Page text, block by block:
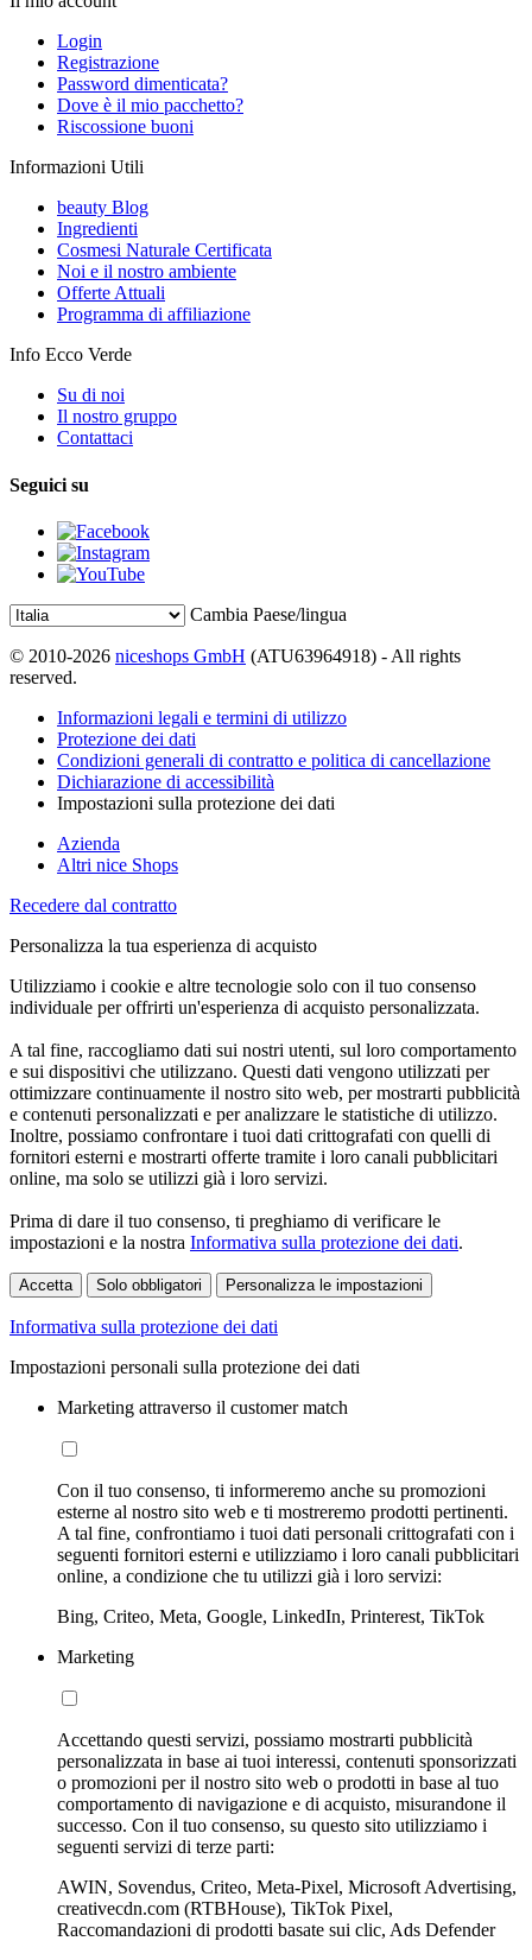
Login
Registrazione
Password dimenticata?
Dove è il mio pacchetto?
Riscossione buoni
Informazioni Utili
beauty Blog
Ingredienti
Cosmesi Naturale Certificata
Noi e il nostro ambiente
Offerte Attuali
Programma di affiliazione
Info Ecco Verde
Su di noi
Il nostro gruppo
Contattaci
Seguici su
Cambia Paese/lingua
© 2010-2026 niceshops GmbH (ATU63964918) - All rights
reserved.
Informazioni legali e termini di utilizzo
Protezione dei dati
Condizioni generali di contratto e politica di cancellazione
Dichiarazione di accessibilità
Impostazioni sulla protezione dei dati
Azienda
Altri nice Shops
Recedere dal contratto
Personalizza la tua esperienza di acquisto
Utilizziamo i cookie e altre tecnologie solo con il tuo consenso
individuale per offrirti un'esperienza di acquisto personalizzata.
A tal fine, raccogliamo dati sui nostri utenti, sul loro comportamento
e sui dispositivi che utilizzano. Questi dati vengono utilizzati per
ottimizzare continuamente il nostro sito web, per mostrarti pubblicità
e contenuti personalizzati e per analizzare le statistiche di utilizzo.
Inoltre, possiamo confrontare i tuoi dati crittografati con quelli di
fornitori esterni e mostrarti offerte tramite i loro canali pubblicitari
online, ma solo se utilizzi già i loro servizi.
Prima di dare il tuo consenso, ti preghiamo di verificare le
impostazioni e la nostra Informativa sulla protezione dei dati.
Accetta Solo obbligatori Personalizza le impostazioni
Informativa sulla protezione dei dati
Impostazioni personali sulla protezione dei dati
Marketing attraverso il customer match
Con il tuo consenso, ti informeremo anche su promozioni
esterne al nostro sito web e ti mostreremo prodotti pertinenti.
A tal fine, confrontiamo i tuoi dati personali crittografati con i
seguenti fornitori esterni e utilizziamo i loro canali pubblicitari
online, a condizione che tu utilizzi già i loro servizi:
Bing, Criteo, Meta, Google, LinkedIn, Printerest, TikTok
Marketing
Accettando questi servizi, possiamo mostrarti pubblicità
personalizzata in base ai tuoi interessi, contenuti sponsorizzati
o promozioni per il nostro sito web o prodotti in base al tuo
comportamento di navigazione e di acquisto, misurandone il
successo. Con il tuo consenso, su questo sito utilizziamo i
seguenti servizi di terze parti:
AWIN, Sovendus, Criteo, Meta-Pixel, Microsoft Advertising,
creativecdn.com (RTBHouse), TikTok Pixel,
Raccomandazioni di prodotti basate sui clic, Ads Defender